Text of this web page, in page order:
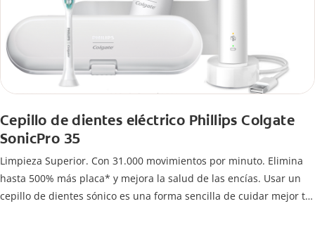
Cepillo de dientes eléctrico Phillips Colgate
SonicPro 35
Limpieza Superior. Con 31.000 movimientos por minuto. Elimina
hasta 500% más placa* y mejora la salud de las encías. Usar un
cepillo de dientes sónico es una forma sencilla de cuidar mejor tu